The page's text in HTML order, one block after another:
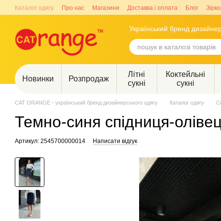
Перейти до основного контенту
Каталог одягу Про нас Магазини Доставка і оплата Блог
Український бренд
Новинки Розпродаж
Літні
сукні
Коктейльні
сукні
CAT ORANGE - український бренд дизайнерського одягу Каталог одягу
Темно-синя спідниця-
Артикул: 2545700000014 Написати відгук